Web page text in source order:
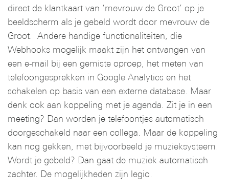
direct de klantkaart van ‘mevrouw de Groot’ op je
beeldscherm als je gebeld wordt door mevrouw de
Groot. Andere handige functionaliteiten, die
Webhooks mogelijk maakt zijn het ontvangen van
een e-mail bij een gemiste oproep, het meten van
telefoongesprekken in Google Analytics en het
schakelen op basis van een externe database. Maar
denk ook aan koppeling met je agenda. Zit je in een
meeting? Dan worden je telefoontjes automatisch
doorgeschakeld naar een collega. Maar de koppeling
kan nog gekken, met bijvoorbeeld je muzieksysteem.
Wordt je gebeld? Dan gaat de muziek automatisch
zachter. De mogelijkheden zijn legio.